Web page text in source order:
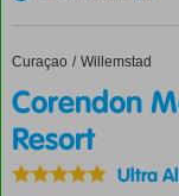
Kunuku’s
Waterworld
voor kids
Comfortabele
(familie)kamers en
ruime 4-
Home
Curaçao Willemstad
Corendon Mangrove
Corendon
Resort
Ultra